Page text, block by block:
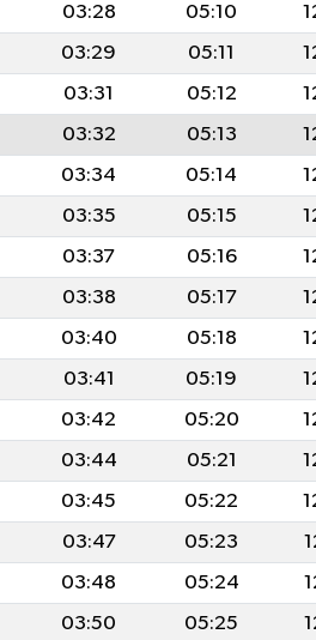
03:28 05:10
03:29 05:11
03:31 05:12
03:32 05:13
03:34 05:14
03:35 05:15
03:37 05:16
03:38 05:17
03:40 05:18
03:41 05:19
03:42 05:20
03:44 05:21
03:45 05:22
03:47 05:23
03:48 05:24
03:50 05:25